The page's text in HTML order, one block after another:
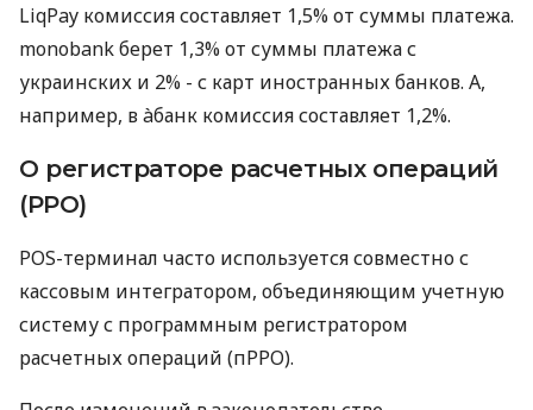
LiqPay комиссия составляет 1,5% от суммы платежа.
monobank берет 1,3% от суммы платежа с
украинских и 2% - с карт иностранных банков. А,
например, в àбанк комиссия составляет 1,2%.
О регистраторе расчетных операций
(РРО)
POS-терминал часто используется совместно с
кассовым интегратором, объединяющим учетную
систему с программным регистратором
расчетных операций (пРРО).